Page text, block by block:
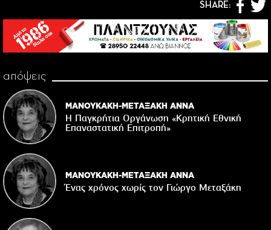
SHARE:
απόψεις
ΜΑΝΟΥΚΑΚΗ-ΜΕΤΑΞΑΚΗ ΑΝΝΑ
Η Παγκρήτια Οργάνωση «Κρητική Εθνική
Επαναστατική Eπιτροπή»
ΜΑΝΟΥΚΑΚΗ-ΜΕΤΑΞΑΚΗ ΑΝΝΑ
Ένας χρόνος χωρίς τον Γιώργο Μεταξάκη